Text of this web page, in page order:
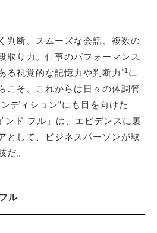
判断、スムーズな会話、複数の
取り力。仕事のパフォーマンス
る視覚的な記憶力や判断力 *1 に
こそ、これからは日々の体調管
ディション”にも目を向けた
ド フル」は、エビデンスに裏
として、ビジネスパーソンが取
だ。
ル